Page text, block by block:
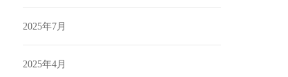
2025年7月
2025年4月